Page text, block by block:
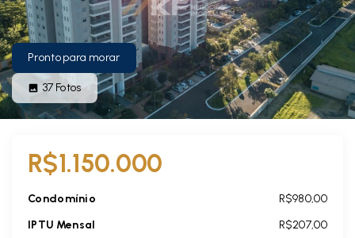
Pronto para morar
37 Fotos
R$1.150.000
Condomínio
R$980,00
IPTU Mensal
R$207,00